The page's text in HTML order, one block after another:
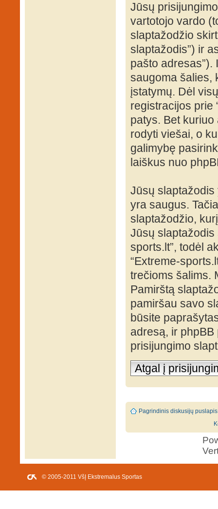
Jūsų
vartotojo vardo
slaptažodžio
slaptažodis”) ir
pašto
saugoma šalies,
įstatymų. Dėl
registracijos prie
patys. Bet
rodyti viešai, o
galimybę
laiškus nuo
Jūsų
yra saugus.
slaptažodžio,
Jūsų slaptažodis
sports.lt”, todėl
“Extreme-
trečioms šalims.
Pamirštą
pamiršau savo
būsite
adresą, ir
prisijungimo
Atgal į
Pagrindinis diskusijų puslapis
© 2005-2011 VšĮ Ekstremalus Sportas